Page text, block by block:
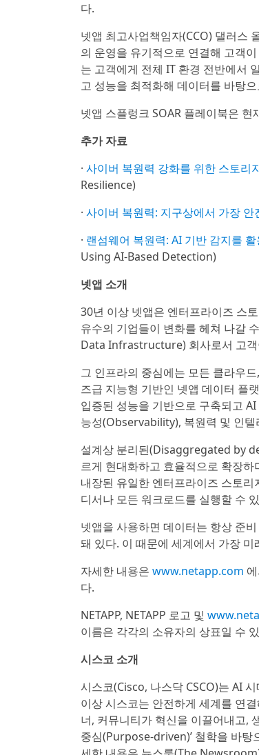
다.
넷앱 최고사업책임자(CCO) 댈러스
의 운영을 유기적으로 연결해 고객
는 고객에게 전체 IT 환경 전반에서
고 성능을 최적화해 데이터를 바탕
넷앱 스플렁크 SOAR 플레이북은 현
추가 자료
· 사이버 복원력 강화를 위한 스토리
Resilience)
· 사이버 복원력: 지구상에서 가장 안
· 랜섬웨어 복원력: AI 기반 감지를
Using AI-Based Detection)
넷앱 소개
30년 이상 넷앱은 엔터프라이즈 스
유수의 기업들이 변화를 헤쳐 나갈
Data Infrastructure) 회사로서 고객
그 인프라의 중심에는 모든 클라우
즈급 지능형 기반인 넷앱 데이터 플
입증된 성능을 기반으로 구축되고
능성(Observability), 복원력 및 인텔
설계상 분리된(Disaggregated by
르게 현대화하고 효율적으로 확장
내장된 유일한 엔터프라이즈 스토
디서나 모든 워크로드를 실행할 수
넷앱을 사용하면 데이터는 항상 준
돼 있다. 이 때문에 세계에서 가장
자세한 내용은 www.netapp.com
다.
NETAPP, NETAPP 로고 및
이름은 각각의 소유자의 상표일 수
시스코 소개
시스코(Cisco, 나스닥 CSCO)는 AI
이상 시스코는 안전하게 세계를 연
너, 커뮤니티가 혁신을 이끌어내고,
중심(Purpose-driven)’ 철학을 바탕